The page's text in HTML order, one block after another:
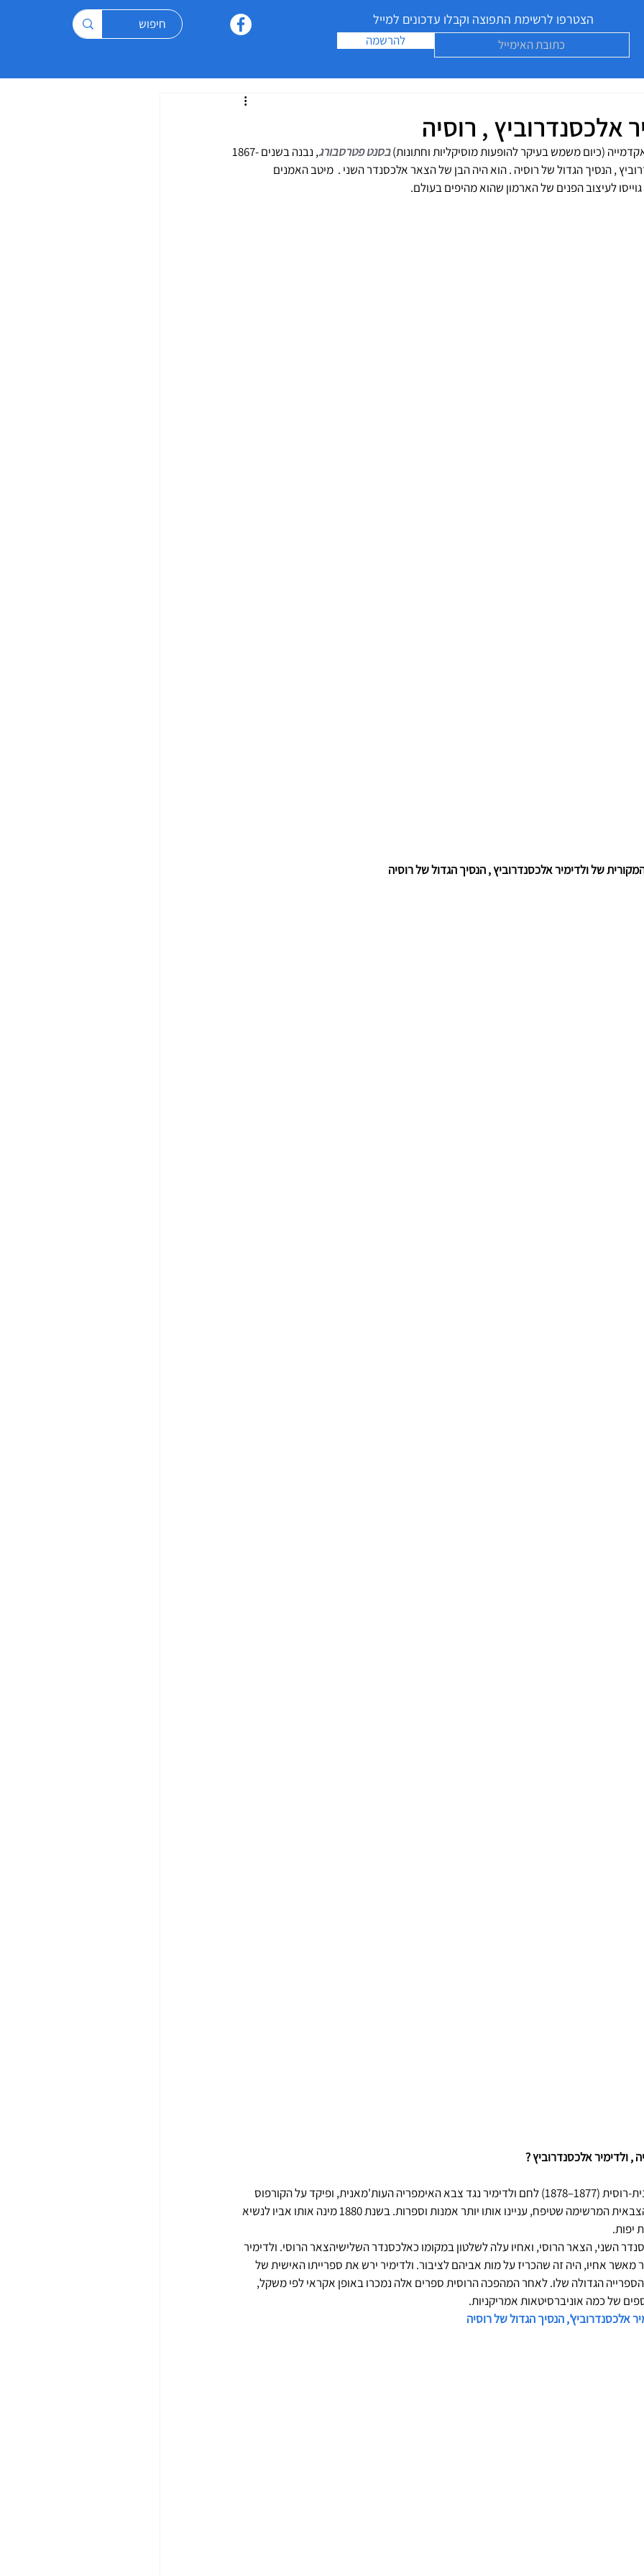
הצטרפו לרשימת התפוצה וקבלו עדכונים למייל
להרשמה
אלכסנדרוביץ , רוסיה
(כיום משמש בעיקר להופעות מוסיקליות וחתונות) בסנט פטרסבורג
, נבנה בשנים 1867-
, הנסיך הגדול של רוסיה . הוא היה הבן של הצאר אלכסנדר השני .  מיטב האמנים
לעיצוב הפנים של הארמון שהוא מהיפים בעולם.
המקורית של ולדימיר אלכסנדרוביץ , הנסיך הגדול של רוסיה
, ולדימיר אלכסנדרוביץ ?
במהלך המלחמה העות'מאנית-רוסית (1877–1878) לחם ולדימיר נגד צבא האימפריה העות'מאנית, ופיקד על הקורפוס
ה-12. אולם על אף הקיירה הצבאית המרשימה שטיפח, עניינו אותו יותר אמנות וספרות. בשנת 1880 מינה אותו אביו לנשיא
יפות.
אלכסנדר השני, הצאר הרוסי, ואחיו עלה לשלטון במקומו כאלכסנדר השלישיהצאר הרוסי. ולדימיר
אחיו, היה זה שהכריז על מות אביהם לציבור. ולדימיר ירש את ספרייתו האישית של
הגדולה שלו. לאחר המהפכה הרוסית ספרים אלה נמכרו באופן אקראי לפי משקל,
של כמה אוניברסיטאות אמריקניות.
אלכסנדרוביץ', הנסיך הגדול של רוסיה